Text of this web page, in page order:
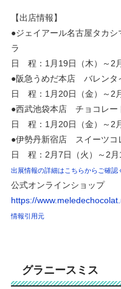
【出店情報】
●ジェイアール名古屋タカ
ラ
日 程：1月19日（木）～2
●阪急うめだ本店 バレンタ
日 程：1月20日（金）～2
●西武池袋本店 チョコレー
日 程：1月20日（金）～2
●伊勢丹新宿店 スイーツ
日 程：2月7日（火）～2月
出展情報の詳細はこちらからご確認
公式オンラインショップ
https://
情報引用元
グラニースミス